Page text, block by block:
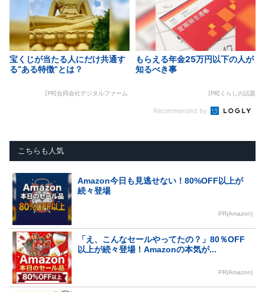
宝くじが当たる人にだけ共通す
る“ある特徴”とは？
[PR]合同会社デジタルファーム
もらえる年金25万円以下の人が
知るべき事
[PR]くらしの話題
Recommended by
こちらも人気
Amazon今日も見逃せない！80%OFF以上が
続々登場
PR(Amazon)
「え、こんなセールやってたの？」80％OFF
以上が続々登場！Amazonの本気が...
PR(Amazon)